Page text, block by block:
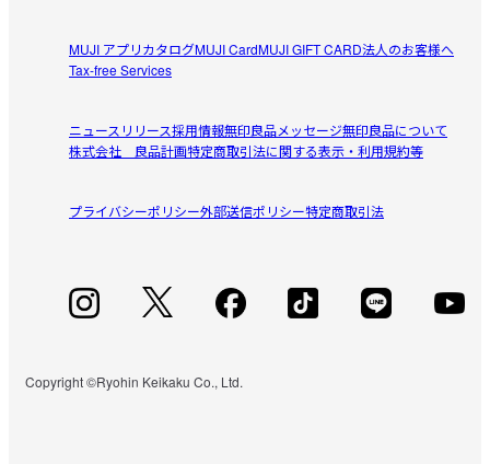
MUJI アプリカタログMUJI CardMUJI GIFT CARD法人のお客様へ
Tax-free Services
ニュースリリース採用情報無印良品メッセージ無印良品について
株式会社 良品計画特定商取引法に関する表示・利用規約等
プライバシーポリシー外部送信ポリシー特定商取引法
Copyright ©Ryohin Keikaku Co., Ltd.